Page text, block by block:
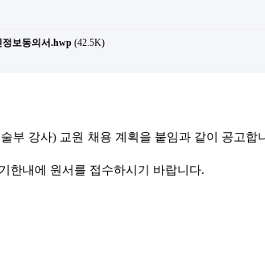
정보동의서.hwp (42.5K)
부 강사) 교원 채용 계획을 붙임과 같이 공고합
한내에 원서를 접수하시기 바랍니다.